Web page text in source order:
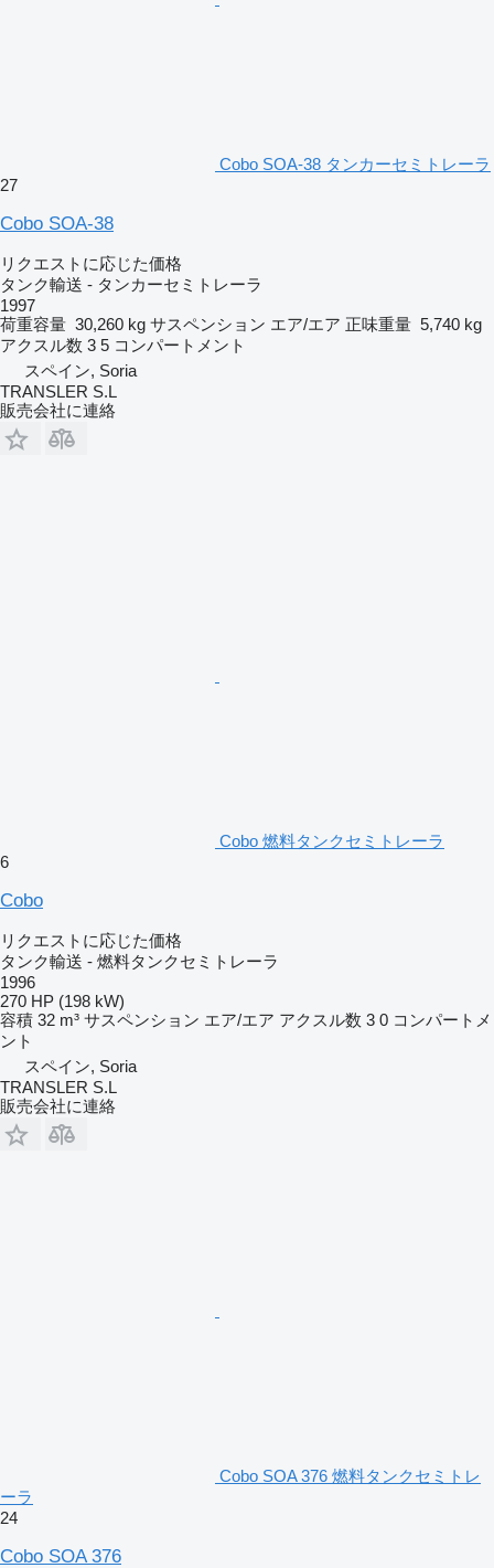
Cobo SOA-38 タンカーセミトレーラ
27
Cobo SOA-38
リクエストに応じた価格
タンク輸送 - タンカーセミトレーラ
1997
荷重容量 30,260 kg サスペンション エア/エア 正味重量 5,740 kg
アクスル数 3 5 コンパートメント
スペイン, Soria
TRANSLER S.L
販売会社に連絡
Cobo 燃料タンクセミトレーラ
6
Cobo
リクエストに応じた価格
タンク輸送 - 燃料タンクセミトレーラ
1996
270 HP (198 kW)
容積 32 m³ サスペンション エア/エア アクスル数 3 0 コンパートメ
ント
スペイン, Soria
TRANSLER S.L
販売会社に連絡
Cobo SOA 376 燃料タンクセミトレ
ーラ
24
Cobo SOA 376